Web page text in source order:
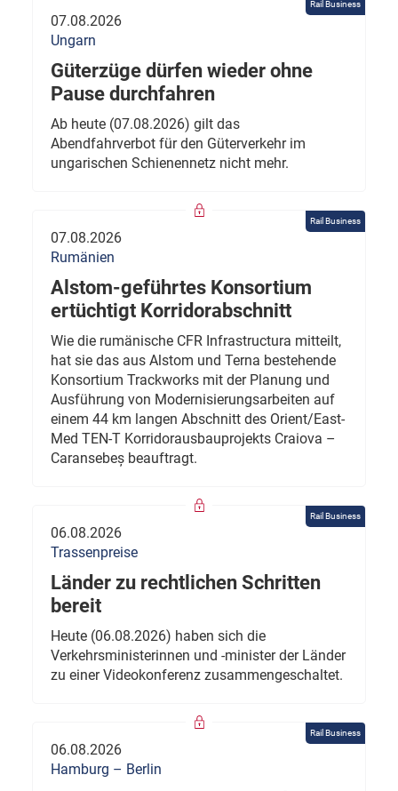
Rail Business
07.08.2026
Ungarn
Güterzüge dürfen wieder ohne
Pause durchfahren
Ab heute (07.08.2026) gilt das
Abendfahrverbot für den Güterverkehr im
ungarischen Schienennetz nicht mehr.
Rail Business
07.08.2026
Rumänien
Alstom-geführtes Konsortium
ertüchtigt Korridorabschnitt
Wie die rumänische CFR Infrastructura mitteilt,
hat sie das aus Alstom und Terna bestehende
Konsortium Trackworks mit der Planung und
Ausführung von Modernisierungsarbeiten auf
einem 44 km langen Abschnitt des Orient/East-
Med TEN-T Korridorausbauprojekts Craiova –
Caransebeș beauftragt.
Rail Business
06.08.2026
Trassenpreise
Länder zu rechtlichen Schritten
bereit
Heute (06.08.2026) haben sich die
Verkehrsministerinnen und -minister der Länder
zu einer Videokonferenz zusammengeschaltet.
Rail Business
06.08.2026
Hamburg – Berlin